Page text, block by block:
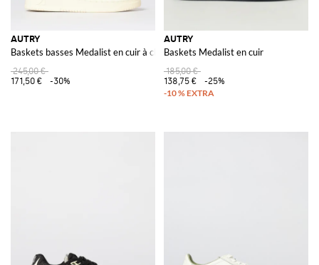
AUTRY
Baskets basses Medalist en cuir à clous
245,00 €
171,50 €
-30%
AUTRY
Baskets Medalist en cuir
185,00 €
138,75 €
-25%